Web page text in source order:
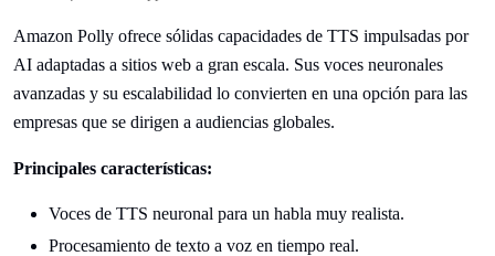
Amazon Polly ofrece sólidas capacidades de TTS impulsadas por
AI adaptadas a sitios web a gran escala. Sus voces neuronales
avanzadas y su escalabilidad lo convierten en una opción para las
empresas que se dirigen a audiencias globales.
Principales características:
Voces de TTS neuronal para un habla muy realista.
Procesamiento de texto a voz en tiempo real.